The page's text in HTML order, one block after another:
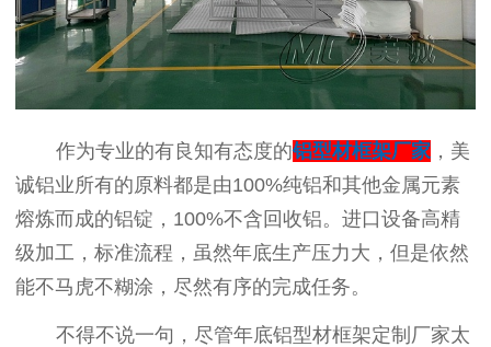
作为专业的有良知有态度的铝型材框架厂家 ，美
诚铝业所有的原料都是由100%纯铝和其他金属元素
熔炼而成的铝锭，100%不含回收铝。进口设备高精
级加工，标准流程，虽然年底生产压力大，但是依然
能不马虎不糊涂，尽然有序的完成任务。
不得不说一句，尽管年底铝型材框架定制厂家太